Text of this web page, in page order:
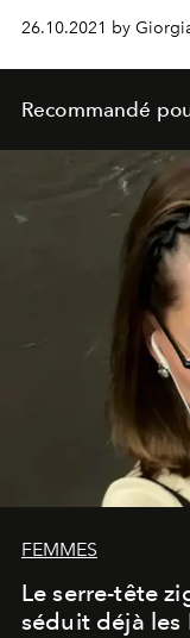
sur Netflix, avec
26.10.2021 by
Recommandé
FEMMES
Le serre-tête
séduit déjà les